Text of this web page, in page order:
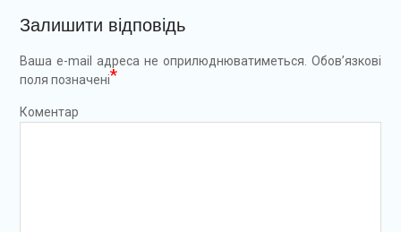
Залишити відповідь
Ваша e-mail адреса не оприлюднюватиметься. Обов’язкові
поля позначені*
Коментар